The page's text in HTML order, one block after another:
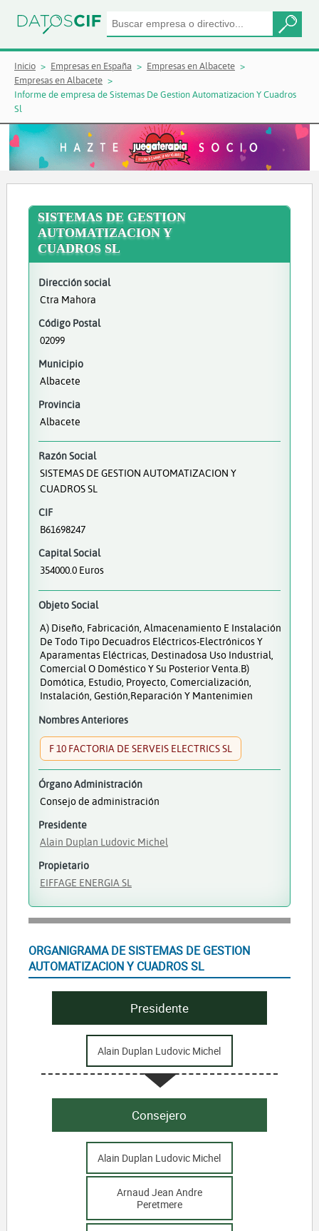
Inicio Empresas en España
Empresas en Albacete
Empresas en Albacete
Informe de empresa de Sistemas De Gestion Automatizacion Y Cuadros
Sl
SISTEMAS DE GESTION
AUTOMATIZACION Y
CUADROS SL
Dirección social
Ctra Mahora
Código Postal
02099
Municipio
Albacete
Provincia
Albacete
Razón Social
SISTEMAS DE GESTION AUTOMATIZACION Y
CUADROS SL
CIF
B61698247
Capital Social
354000.0 Euros
Objeto Social
A) Diseño, Fabricación, Almacenamiento E Instalación
De Todo Tipo Decuadros Eléctricos-Electrónicos Y
Aparamentas Eléctricas, Destinadosa Uso Industrial,
Comercial O Doméstico Y Su Posterior Venta.b)
Domótica, Estudio, Proyecto, Comercialización,
Instalación, Gestión,reparación Y Mantenimien
Nombres Anteriores
F 10 FACTORIA DE SERVEIS ELECTRICS SL
Órgano Administración
Consejo de administración
Presidente
Alain Duplan Ludovic Michel
Propietario
EIFFAGE ENERGIA SL
ORGANIGRAMA DE SISTEMAS DE GESTION
AUTOMATIZACION Y CUADROS SL
Presidente
Alain Duplan Ludovic Michel
Consejero
Alain Duplan Ludovic Michel
Arnaud Jean Andre
Peretmere